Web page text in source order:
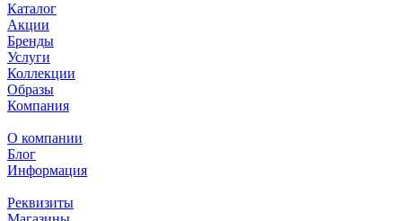
Каталог
Акции
Бренды
Услуги
Коллекции
Образы
Компания
О компании
Блог
Информация
Реквизиты